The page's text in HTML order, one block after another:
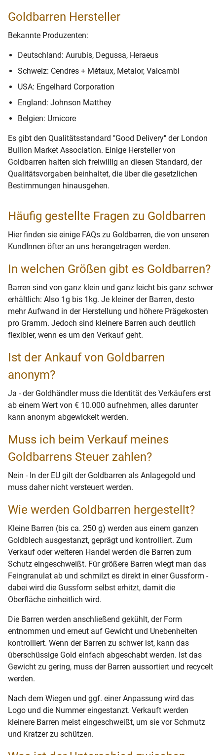
Goldbarren Hersteller
Bekannte Produzenten:
Deutschland: Aurubis, Degussa, Heraeus
Schweiz: Cendres + Métaux, Metalor, Valcambi
USA: Engelhard Corporation
England: Johnson Matthey
Belgien: Umicore
Es gibt den Qualitätsstandard "Good Delivery" der London
Bullion Market Association. Einige Hersteller von
Goldbarren halten sich freiwillig an diesen Standard, der
Qualitätsvorgaben beinhaltet, die über die gesetzlichen
Bestimmungen hinausgehen.
Häufig gestellte Fragen zu Goldbarren
Hier finden sie einige FAQs zu Goldbarren, die von unseren
KundInnen öfter an uns herangetragen werden.
In welchen Größen gibt es Goldbarren?
Barren sind von ganz klein und ganz leicht bis ganz schwer
erhältlich: Also 1g bis 1kg. Je kleiner der Barren, desto
mehr Aufwand in der Herstellung und höhere Prägekosten
pro Gramm. Jedoch sind kleinere Barren auch deutlich
flexibler, wenn es um den Verkauf geht.
Ist der Ankauf von Goldbarren
anonym?
Ja - der Goldhändler muss die Identität des Verkäufers erst
ab einem Wert von € 10.000 aufnehmen, alles darunter
kann anonym abgewickelt werden.
Muss ich beim Verkauf meines
Goldbarrens Steuer zahlen?
Nein - In der EU gilt der Goldbarren als Anlagegold und
muss daher nicht versteuert werden.
Wie werden Goldbarren hergestellt?
Kleine Barren (bis ca. 250 g) werden aus einem ganzen
Goldblech ausgestanzt, geprägt und kontrolliert. Zum
Verkauf oder weiteren Handel werden die Barren zum
Schutz eingeschweißt. Für größere Barren wiegt man das
Feingranulat ab und schmilzt es direkt in einer Gussform -
dabei wird die Gussform selbst erhitzt, damit die
Oberfläche einheitlich wird.
Die Barren werden anschließend gekühlt, der Form
entnommen und erneut auf Gewicht und Unebenheiten
kontrolliert. Wenn der Barren zu schwer ist, kann das
überschüssige Gold einfach abgeschabt werden. Ist das
Gewicht zu gering, muss der Barren aussortiert und recycelt
werden.
Nach dem Wiegen und ggf. einer Anpassung wird das
Logo und die Nummer eingestanzt. Verkauft werden
kleinere Barren meist eingeschweißt, um sie vor Schmutz
und Kratzer zu schützen.